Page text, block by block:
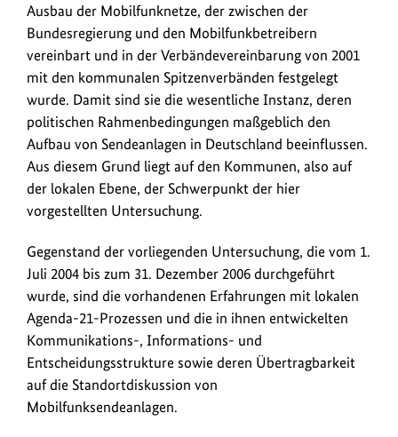
Ausbau der Mobilfunknetze, der zwischen der
Bundesregierung und den Mobilfunkbetreibern
vereinbart und in der Verbändevereinbarung von 2001
mit den kommunalen Spitzenverbänden festgelegt
wurde. Damit sind sie die wesentliche Instanz, deren
politischen Rahmenbedingungen maßgeblich den
Aufbau von Sendeanlagen in Deutschland beeinflussen.
Aus diesem Grund liegt auf den Kommunen, also auf
der lokalen Ebene, der Schwerpunkt der hier
vorgestellten Untersuchung.
Gegenstand der vorliegenden Untersuchung, die vom 1.
Juli 2004 bis zum 31. Dezember 2006 durchgeführt
wurde, sind die vorhandenen Erfahrungen mit lokalen
Agenda-21-Prozessen und die in ihnen entwickelten
Kommunikations-, Informations- und
Entscheidungsstrukture sowie deren Übertragbarkeit
auf die Standortdiskussion von
Mobilfunksendeanlagen.